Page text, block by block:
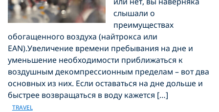
слышали о
преимуществах
обогащенного воздуха (найтрокса или
EAN).Увеличение времени пребывания на дне и
уменьшение необходимости приближаться к
воздушным декомпрессионным пределам – вот два
основных из них. Если оставаться на дне дольше и
быстрее возвращаться в воду кажется […]
TRAVEL